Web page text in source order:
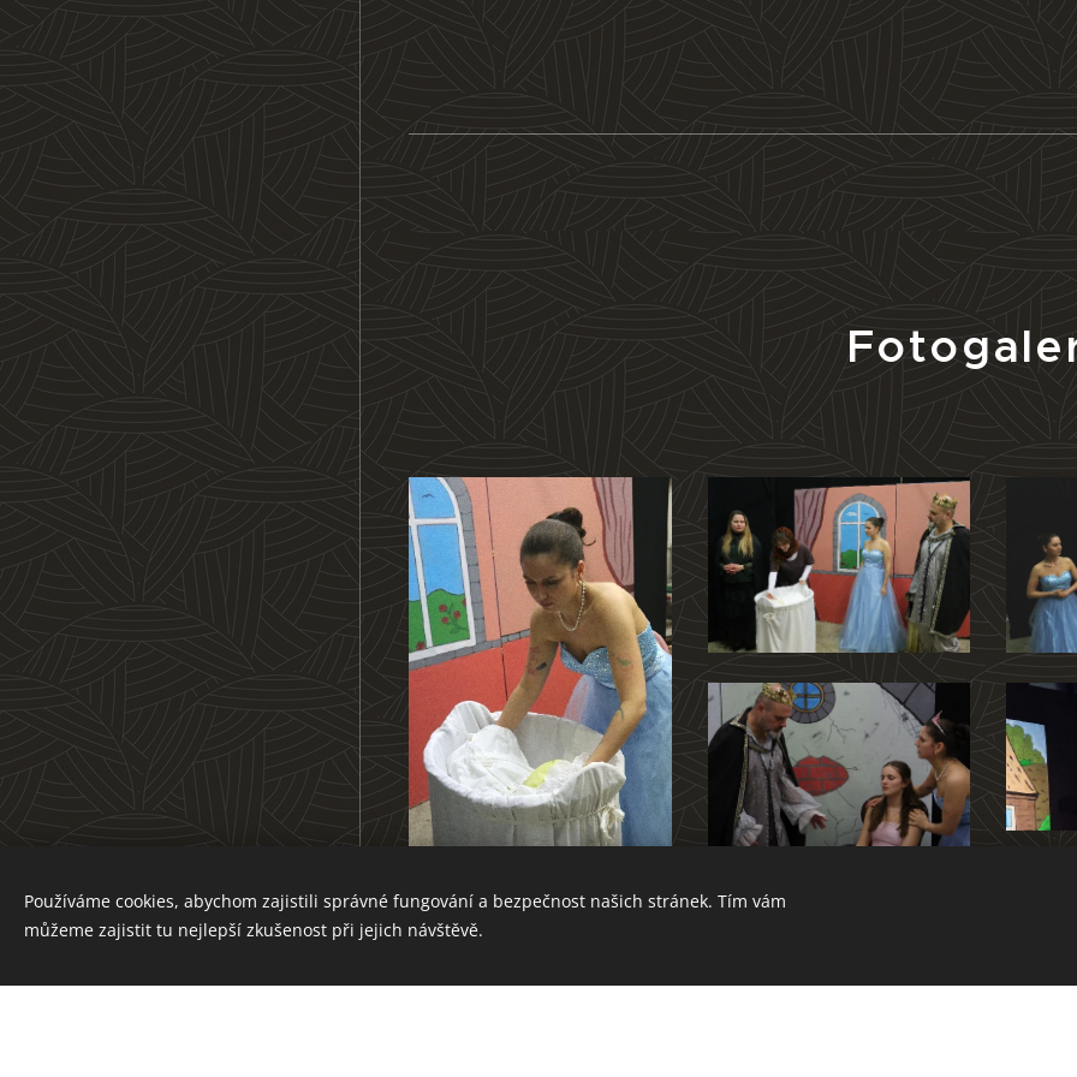
Vytvořeno službou
Webnode
Používáme cookies, abychom zajistili správné fungování a bezpečnost našich stránek. Tím vám
můžeme zajistit tu nejlepší zkušenost při jejich návštěvě.